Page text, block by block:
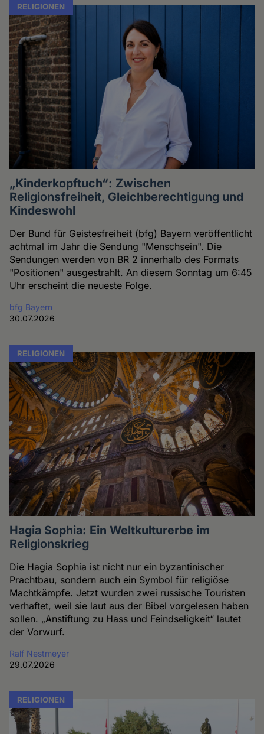
RELIGIONEN
„Kinderkopftuch“: Zwischen
Religionsfreiheit, Gleichberechtigung und
Kindeswohl
Der Bund für Geistesfreiheit (bfg) Bayern veröffentlicht
achtmal im Jahr die Sendung "Menschsein". Die
Sendungen werden von BR 2 innerhalb des Formats
"Positionen" ausgestrahlt. An diesem Sonntag um 6:45
Uhr erscheint die neueste Folge.
bfg Bayern
30.07.2026
RELIGIONEN
Hagia Sophia: Ein Weltkulturerbe im
Religionskrieg
Die Hagia Sophia ist nicht nur ein byzantinischer
Prachtbau, sondern auch ein Symbol für religiöse
Machtkämpfe. Jetzt wurden zwei russische Touristen
verhaftet, weil sie laut aus der Bibel vorgelesen haben
sollen. „Anstiftung zu Hass und Feindseligkeit“ lautet
der Vorwurf.
Ralf Nestmeyer
29.07.2026
RELIGIONEN